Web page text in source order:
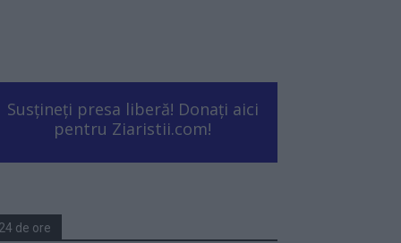
Susțineți presa liberă! Donați aici
pentru Ziaristii.com!
24 de ore